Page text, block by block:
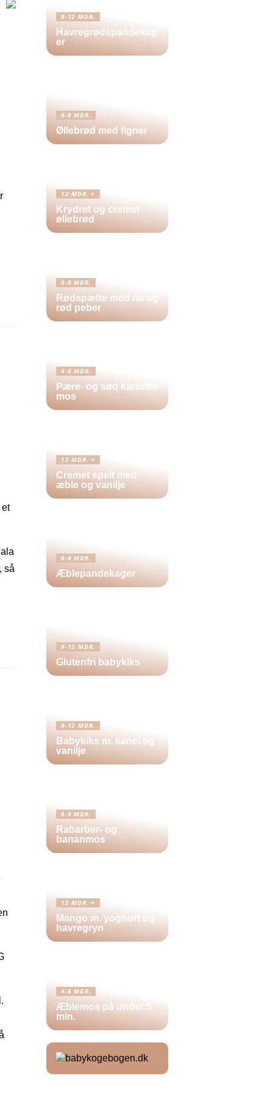
så
9-12 MDR.
Havregrødspandekag
er
6-9 MDR.
Øllebrød med figner
12 MDR. +
Krydret og cremet
øllebrød
6-9 MDR.
Rødspætte med ris og
rød peber
4-6 MDR.
Pære- og sød kartoffel
mos
12 MDR. +
Cremet spelt med
æble og vanilje
6-9 MDR.
Æblepandekager
9-12 MDR.
Glutenfri babykiks
9-12 MDR.
Babykiks m. kanel og
vanilje
6-9 MDR.
Rabarber- og
bananmos
12 MDR. +
Mango m. yoghurt og
havregryn
4-6 MDR.
Æblemos på under 5
min.